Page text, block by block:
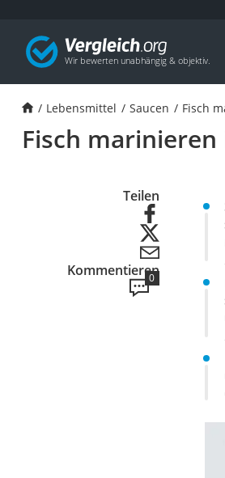
Lebensmittel Saucen Fisch
Fisch
Teilen
Kommentieren
0